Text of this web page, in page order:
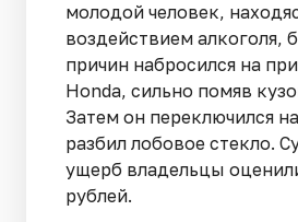
молодой человек,
воздействием алкоголя,
причин набросился на
Honda, сильно помяв
Затем он переключился
разбил лобовое стекло.
ущерб владельцы
рублей.